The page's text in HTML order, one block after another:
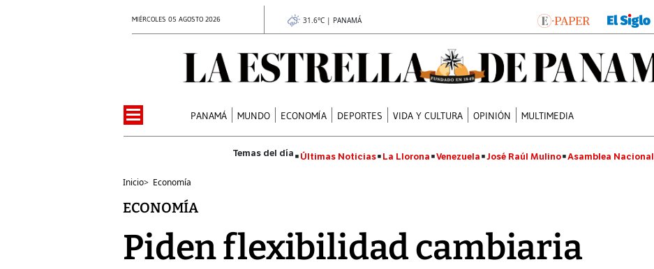
MIÉRCOLES 05 AGOSTO 2026 31.6°C | PANAMÁ
PANAMÁ MUNDO ECONOMÍA DEPORTES VIDA Y CULTURA OPINIÓN MULTIMEDIA
Últimas Noticias La Llorona Venezuela José Raúl Mulino Asamblea Nacional
Inicio> Economía
ECONOMÍA
Piden flexibilidad cambiaria